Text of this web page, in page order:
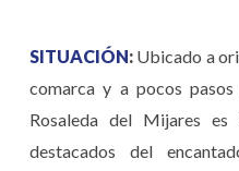
SITUACIÓN: Ubicado a
comarca y a pocos
Rosaleda del Mijares
destacados del